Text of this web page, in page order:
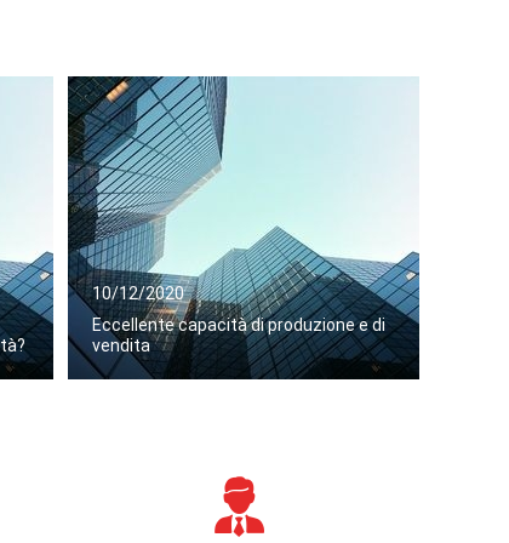
10/12/2020
Eccellente capacità di produzione e di
vendita